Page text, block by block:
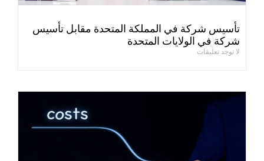
تأسيس شركة في المملكة المتحدة مقابل تأسيس
شركة في الولايات المتحدة
لا توجد تعليقات